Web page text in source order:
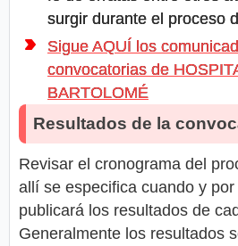
surgir durante el proceso
Sigue AQUÍ los
convocatorias de
BARTOLOMÉ
Resultados de la
Revisar el cronograma del
allí se especifica cuando y
publicará los resultados de
Generalmente los resultados